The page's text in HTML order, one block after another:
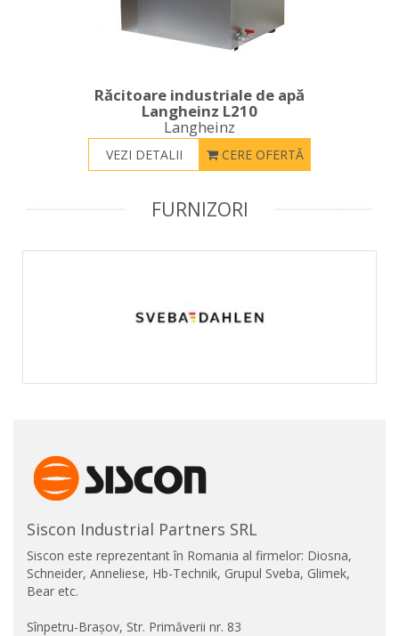
Răcitoare industriale de apă
Langheinz L210
Langheinz
VEZI DETALII CERE OFERTĂ
FURNIZORI
Siscon Industrial Partners SRL
Siscon este reprezentant în Romania al firmelor: Diosna,
Schneider, Anneliese, Hb-Technik, Grupul Sveba, Glimek,
Bear etc.
Sînpetru-Brașov, Str. Primăverii nr. 83